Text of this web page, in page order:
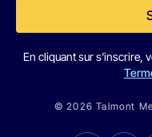
En cliquant sur s'inscrire,
© 2026 Talmont